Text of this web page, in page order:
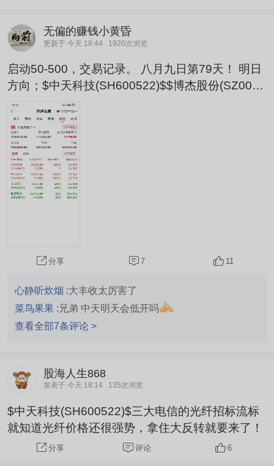
无偏的赚钱小黄昏
更新于 今天 18:44 1920次浏览
启动50-500，交易记录。 八月九日第79天！ 明日
方向；$中天科技(SH600522)$$博杰股份(SZ0029
75)$ 今日持仓有图！ 喜欢黄昏哥的兄弟姐妹们路
过点个关注，文明交流，感谢您们一路支持。股市
长虹，财富滚滚。【声明】此内容为个人心得，不
构成任何投资建议。保持好心态。
分享 7 11
心静听炊烟 :大丰收太厉害了
菜鸟果果 : 兄弟 中天明天会低开吗
查看全部7条评论 >
股海人生868
发表于 今天 18:14 135次浏览
$中天科技(SH600522)$三大电信的光纤招标流标
就知道光纤价格还很强势，拿住大反转就要来了！
分享 评论 6